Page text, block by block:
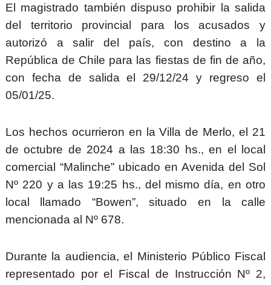
El magistrado también dispuso prohibir la salida
del territorio provincial para los acusados y
autorizó a salir del país, con destino a la
República de Chile para las fiestas de fin de año,
con fecha de salida el 29/12/24 y regreso el
05/01/25.
Los hechos ocurrieron en la Villa de Merlo, el 21
de octubre de 2024 a las 18:30 hs., en el local
comercial “Malinche” ubicado en Avenida del Sol
Nº 220 y a las 19:25 hs., del mismo día, en otro
local llamado “Bowen”, situado en la calle
mencionada al Nº 678.
Durante la audiencia, el Ministerio Público Fiscal
representado por el Fiscal de Instrucción Nº 2,